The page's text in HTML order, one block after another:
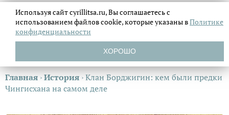
Главная ›История ›Клан Борджигин: кем были предки
Чингисхана на самом деле
Используя сайт cyrillitsa.ru, Вы соглашаетесь с
использованием файловcookie, которые указаны вПолитике
конфиденциальности
ХОРОШО